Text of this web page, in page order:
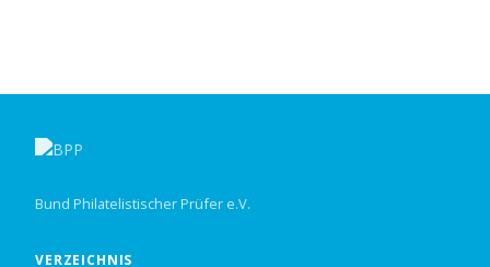
Bund Philatelistischer Prüfer e.V.
VERZEICHNIS